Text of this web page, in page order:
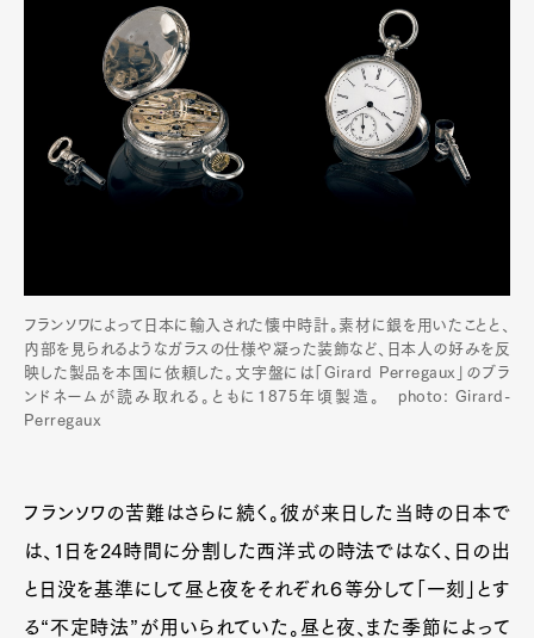
フランソワによって日本に輸入された懐中時計。素材に銀を用いたことと、
内部を見られるようなガラスの仕様や凝った装飾など、日本人の好みを反
映した製品を本国に依頼した。文字盤には「Girard Perregaux」のブラ
ンドネームが読み取れる。ともに1875年頃製造。 photo: Girard-
Perregaux
フランソワの苦難はさらに続く。彼が来日した当時の日本で
は、1日を24時間に分割した西洋式の時法ではなく、日の出
と日没を基準にして昼と夜をそれぞれ６等分して「一刻」とす
る“不定時法”が用いられていた。昼と夜、また季節によって